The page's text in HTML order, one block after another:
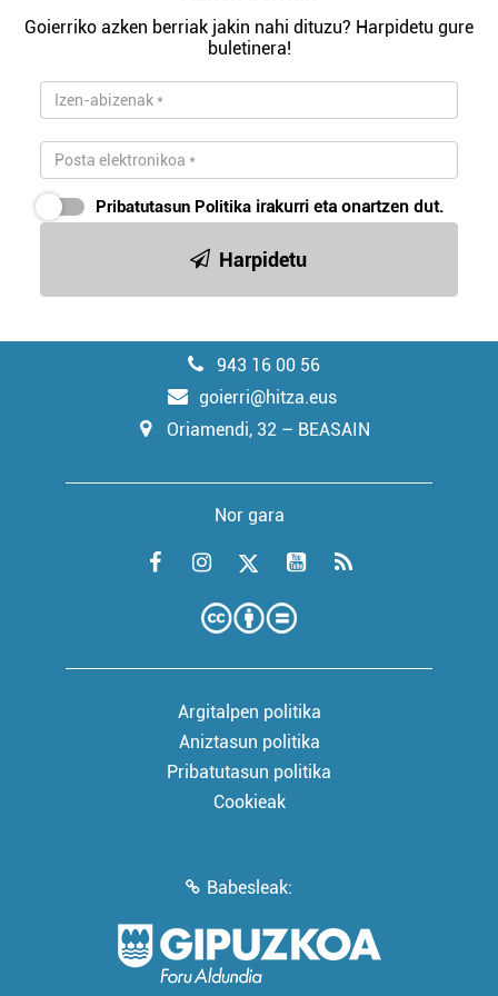
Goierriko azken berriak jakin nahi dituzu? Harpidetu gure
buletinera!
Pribatutasun Politika irakurri eta onartzen dut.
Harpidetu
943 16 00 56
goierri@hitza.eus
Oriamendi, 32 – BEASAIN
Nor gara
Argitalpen politika
Aniztasun politika
Pribatutasun politika
Cookieak
Babesleak: